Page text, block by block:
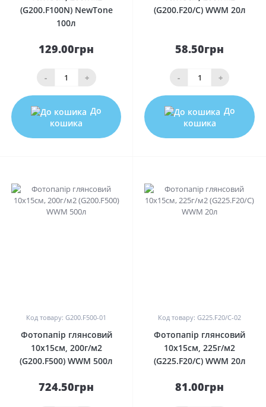
(G200.F100N) NewTone
100л
129.00грн
- +
До
кошика
(G200.F20/C) WWM 20л
58.50грн
- +
До
кошика
Код товару: G200.F500-01
Фотопапір глянсовий
10х15см, 200г/м2
(G200.F500) WWM 500л
724.50грн
Код товару: G225.F20/C-02
Фотопапір глянсовий
10х15см, 225г/м2
(G225.F20/C) WWM 20л
81.00грн